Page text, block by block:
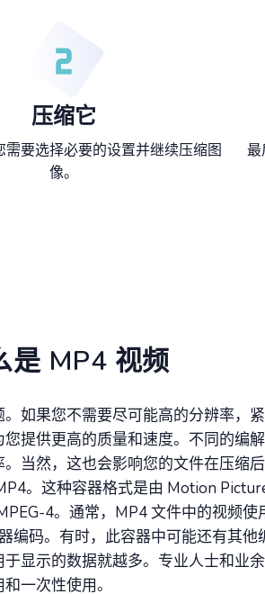
压缩它
需要选择必要的设置并继续压缩图
像。
最
是 MP4 视频
如果您不需要尽可能高的分辨率，
提供更高的质量和速度。不同的编
当然，这也会影响您的文件在压缩
。这种容器格式是由 Motion
4。通常，MP4 文件中的视频使
编码。有时，此容器中可能还有其他
显示的数据就越多。专业人士和业
一次性使用。